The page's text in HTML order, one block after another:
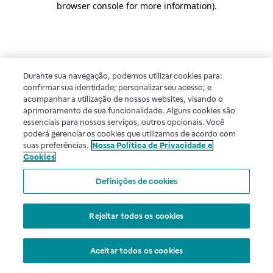
browser console for more information).
Durante sua navegação, podemos utilizar cookies para:
confirmar sua identidade; personalizar seu acesso; e
acompanhar a utilização de nossos websites, visando o
aprimoramento de sua funcionalidade. Alguns cookies são
essenciais para nossos serviços, outros opcionais. Você
poderá gerenciar os cookies que utilizamos de acordo com
suas preferências. Nossa Política de Privacidade e
Cookies
Definições de cookies
Rejeitar todos os cookies
Aceitar todos os cookies